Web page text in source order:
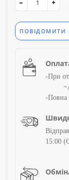
ПОВІДОМИТИ
-При
~
-Повна
15:00